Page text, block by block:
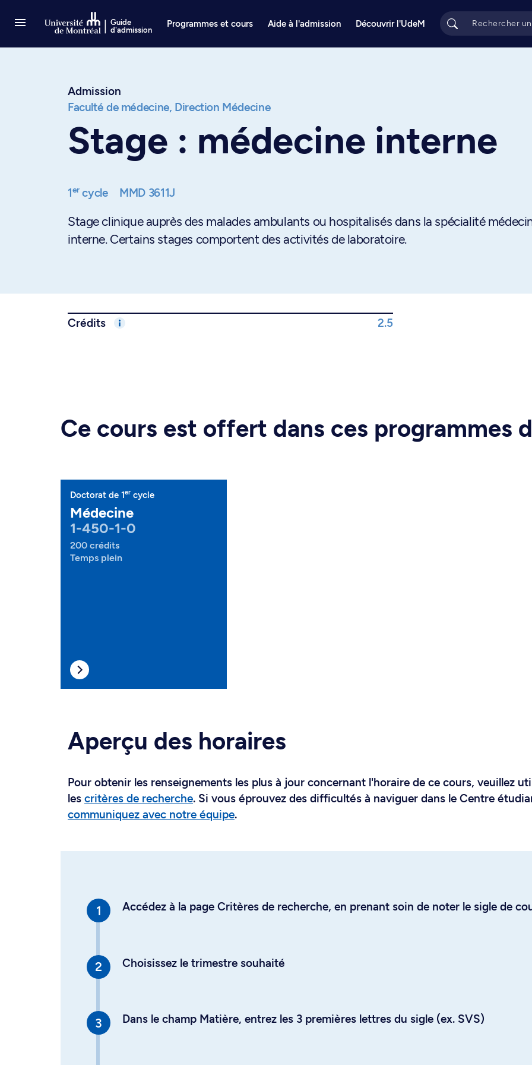
Guide
d'admission
Programmes et cours Aide à l'admission Découvrir l'UdeM
Admission
Faculté de médecine, Direction Médecine
Stage : médecine interne
1ercycle MMD 3611J
Stage clinique auprès des malades ambulants ou hospitalisés dans la spécialité
interne. Certains stages comportent des activités de laboratoire.
Crédits 2.5
Ce cours est offert dans ces programmes
Doctorat de 1er cycle
Médecine
1-450-1-0
200 crédits
Temps plein
Aperçu des horaires
Pour obtenir les renseignements les plus à jour concernant l'horaire de ce cours, veuillez
les critères de recherche. Si vous éprouvez des difficultés à naviguer dans le Centre
communiquez avec notre équipe.
Accédez à la page Critères de recherche, en prenant soin de noter le sigle de
Choisissez le trimestre souhaité
Dans le champ Matière, entrez les 3 premières lettres du sigle (ex. SVS)